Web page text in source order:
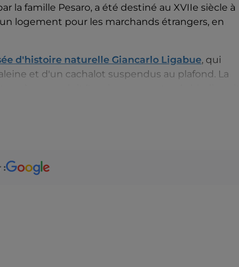
la famille Pesaro, a été destiné au XVIIe siècle à
logement pour les marchands étrangers, en
d'histoire naturelle Giancarlo Ligabue, qui
et d'un cachalot suspendus au plafond. La
vénitienne, appelées
: